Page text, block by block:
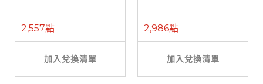
2,557點
加入兌換清單
2,986點
加入兌換清單